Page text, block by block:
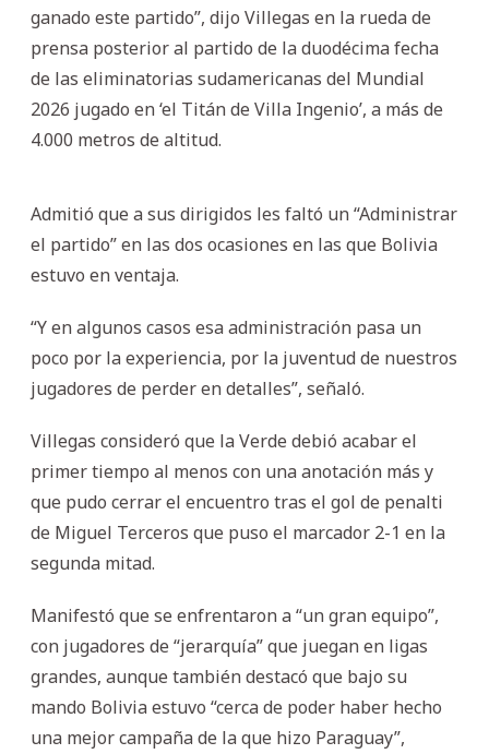
ganado este partido”, dijo Villegas en la rueda de
prensa posterior al partido de la duodécima fecha
de las eliminatorias sudamericanas del Mundial
2026 jugado en ‘el Titán de Villa Ingenio’, a más de
4.000 metros de altitud.
Admitió que a sus dirigidos les faltó un “Administrar
el partido” en las dos ocasiones en las que Bolivia
estuvo en ventaja.
“Y en algunos casos esa administración pasa un
poco por la experiencia, por la juventud de nuestros
jugadores de perder en detalles”, señaló.
Villegas consideró que la Verde debió acabar el
primer tiempo al menos con una anotación más y
que pudo cerrar el encuentro tras el gol de penalti
de Miguel Terceros que puso el marcador 2-1 en la
segunda mitad.
Manifestó que se enfrentaron a “un gran equipo”,
con jugadores de “jerarquía” que juegan en ligas
grandes, aunque también destacó que bajo su
mando Bolivia estuvo “cerca de poder haber hecho
una mejor campaña de la que hizo Paraguay”,